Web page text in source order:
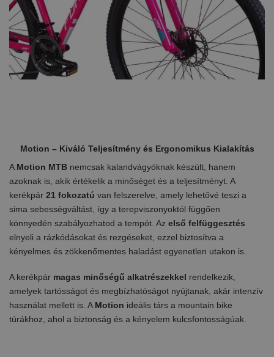
Motion – Kiváló Teljesítmény és Ergonomikus Kialakítás
A Motion MTB nemcsak kalandvágyóknak készült, hanem
azoknak is, akik értékelik a minőséget és a teljesítményt. A
kerékpár 21 fokozatú van felszerelve, amely lehetővé teszi a
sima sebességváltást, így a terepviszonyoktól függően
könnyedén szabályozhatod a tempót. Az első felfüggesztés
elnyeli a rázkódásokat és rezgéseket, ezzel biztosítva a
kényelmes és zökkenőmentes haladást egyenetlen utakon is.
A kerékpár magas minőségű alkatrészekkel rendelkezik,
amelyek tartósságot és megbízhatóságot nyújtanak, akár intenzív
használat mellett is. A Motion ideális társ a mountain bike
túrákhoz, ahol a biztonság és a kényelem kulcsfontosságúak.